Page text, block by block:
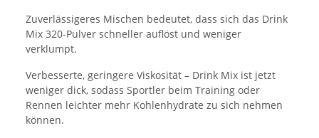
Zuverlässigeres Mischen bedeutet, dass sich das Drink
Mix 320-Pulver schneller auflöst und weniger
verklumpt.
Verbesserte, geringere Viskosität – Drink Mix ist jetzt
weniger dick, sodass Sportler beim Training oder
Rennen leichter mehr Kohlenhydrate zu sich nehmen
können.